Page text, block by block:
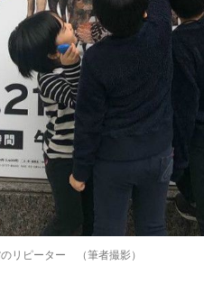
リピーター （筆者撮影）